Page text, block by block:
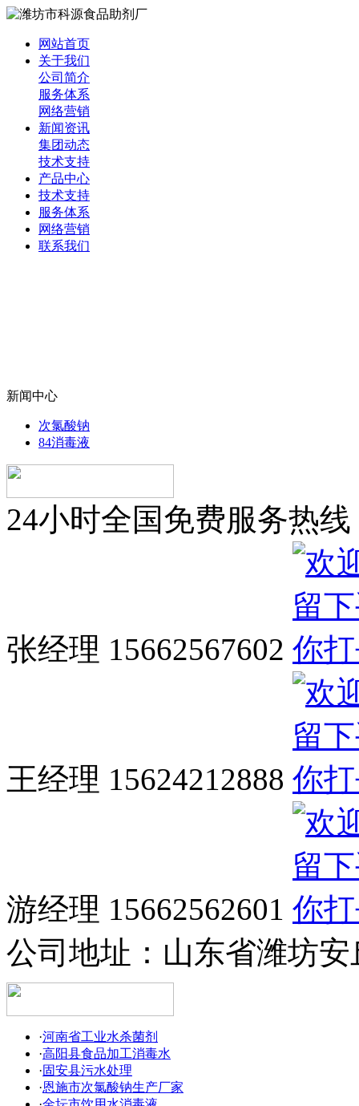
网站首页
关于我们
公司简介
服务体系
网络营销
新闻资讯
集团动态
技术支持
产品中心
技术支持
服务体系
网络营销
联系我们
新闻中心
次氯酸钠
84消毒液
24小时全国免费服务热线
张经理 15662567602
王经理 15624212888
游经理 15662562601
公司地址： 山东省潍坊
·河南省工业水杀菌剂
·高阳县食品加工消毒水
·固安县污水处理
·恩施市次氯酸钠生产厂家